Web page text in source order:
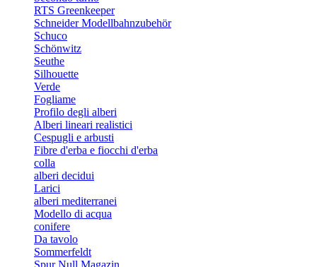
RTS Greenkeeper
Schneider Modellbahnzubehör
Schuco
Schönwitz
Seuthe
Silhouette
Verde
Fogliame
Profilo degli alberi
Alberi lineari realistici
Cespugli e arbusti
Fibre d'erba e fiocchi d'erba
colla
alberi decidui
Larici
alberi mediterranei
Modello di acqua
conifere
Da tavolo
Sommerfeldt
Spur Null Magazin